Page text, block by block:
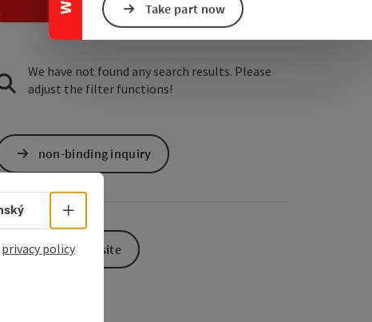
Take part now
We have not found any search results. Please
adjust the filter functions!
non-binding inquiry
To the website
Select language - Open menu
privacy policy